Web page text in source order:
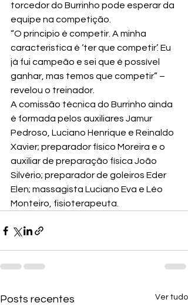
torcedor do Burrinho pode esperar da
equipe na competição.
“O principio é competir. A minha
caracteristica é ‘ter que competir’. Eu
já fui campeão e sei que é possível
ganhar, mas temos que competir” –
revelou o treinador.
A comissão técnica do Burrinho ainda
é formada pelos auxiliares Jamur
Pedroso, Luciano Henrique e Reinaldo
Xavier; preparador físico Moreira e o
auxiliar de preparação física João
Silvério; preparador de goleiros Eder
Elen; massagista Luciano Eva e Léo
Monteiro, fisioterapeuta.
Posts recentes Ver tudo